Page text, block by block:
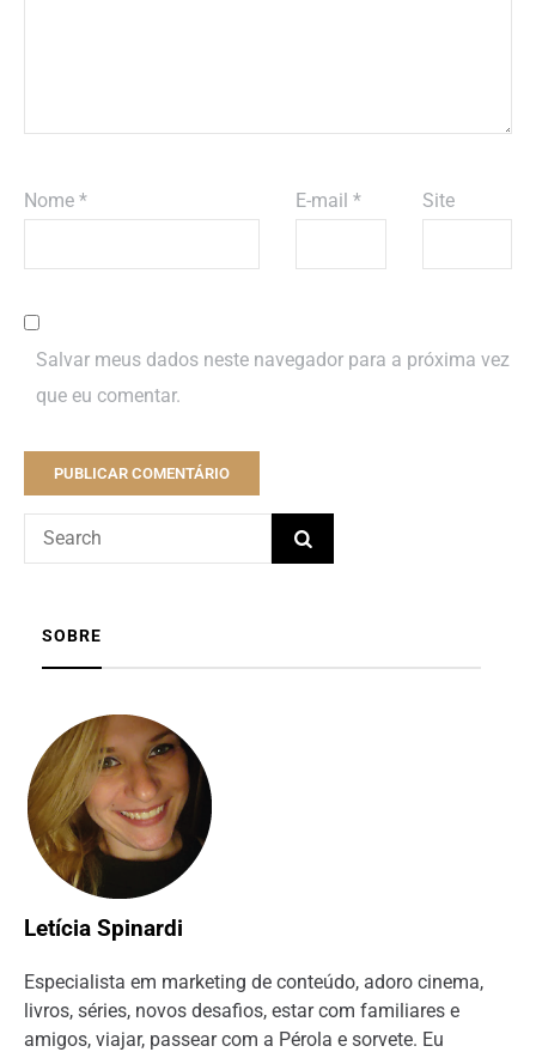
Nome * E-mail * Site
Salvar meus dados neste navegador para a próxima vez
que eu comentar.
SOBRE
Letícia Spinardi
Especialista em marketing de conteúdo, adoro cinema,
livros, séries, novos desafios, estar com familiares e
amigos, viajar, passear com a Pérola e sorvete. Eu